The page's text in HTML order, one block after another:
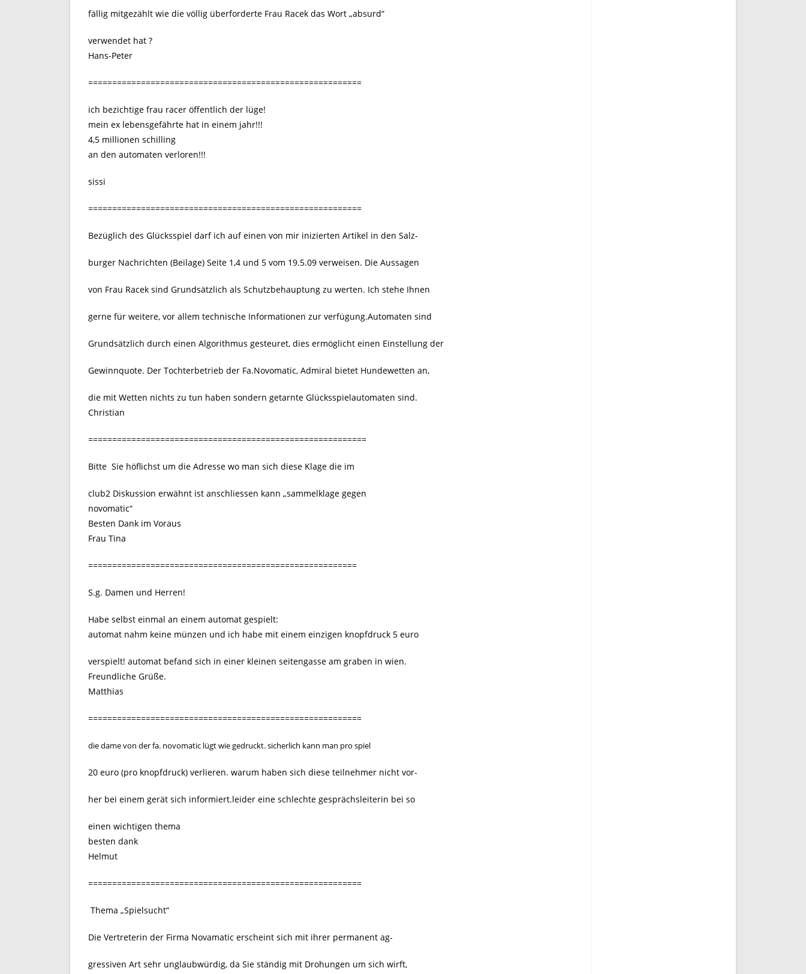
fällig mitgezählt wie die völlig überforderte Frau Racek das Wort „absurd“
verwendet hat ?
Hans-Peter
=========================================================
ich bezichtige frau racer öffentlich der lüge!
mein ex lebensgefährte hat in einem jahr!!!
4,5 millionen schilling
an den automaten verloren!!!
sissi
=========================================================
Bezüglich des Glücksspiel darf ich auf einen von mir inizierten Artikel in den Salz-
burger Nachrichten (Beilage) Seite 1,4 und 5 vom 19.5.09 verweisen. Die Aussagen
von Frau Racek sind Grundsätzlich als Schutzbehauptung zu werten. Ich stehe Ihnen
gerne für weitere, vor allem technische Informationen zur verfügung.Automaten sind
Grundsätzlich durch einen Algorithmus gesteuret, dies ermöglicht einen Einstellung der
Gewinnquote. Der Tochterbetrieb der Fa.Novomatic, Admiral bietet Hundewetten an,
die mit Wetten nichts zu tun haben sondern getarnte Glücksspielautomaten sind.
Christian
==========================================================
Bitte Sie höflichst um die Adresse wo man sich diese Klage die im
club2 Diskussion erwähnt ist anschliessen kann „sammelklage gegen
novomatic“
Besten Dank im Voraus
Frau Tina
========================================================
S.g. Damen und Herren!
Habe selbst einmal an einem automat gespielt:
automat nahm keine münzen und ich habe mit einem einzigen knopfdruck 5 euro
verspielt! automat befand sich in einer kleinen seitengasse am graben in wien.
Freundliche Grüße.
Matthias
=========================================================
die dame von der fa. novomatic lügt wie gedruckt. sicherlich kann man pro spiel
20 euro (pro knopfdruck) verlieren. warum haben sich diese teilnehmer nicht vor-
her bei einem gerät sich informiert.leider eine schlechte gesprächsleiterin bei so
einen wichtigen thema
besten dank
Helmut
=========================================================
Thema „Spielsucht“
Die Vertreterin der Firma Novamatic erscheint sich mit ihrer permanent ag-
gressiven Art sehr unglaubwürdig, da Sie ständig mit Drohungen um sich wirft,